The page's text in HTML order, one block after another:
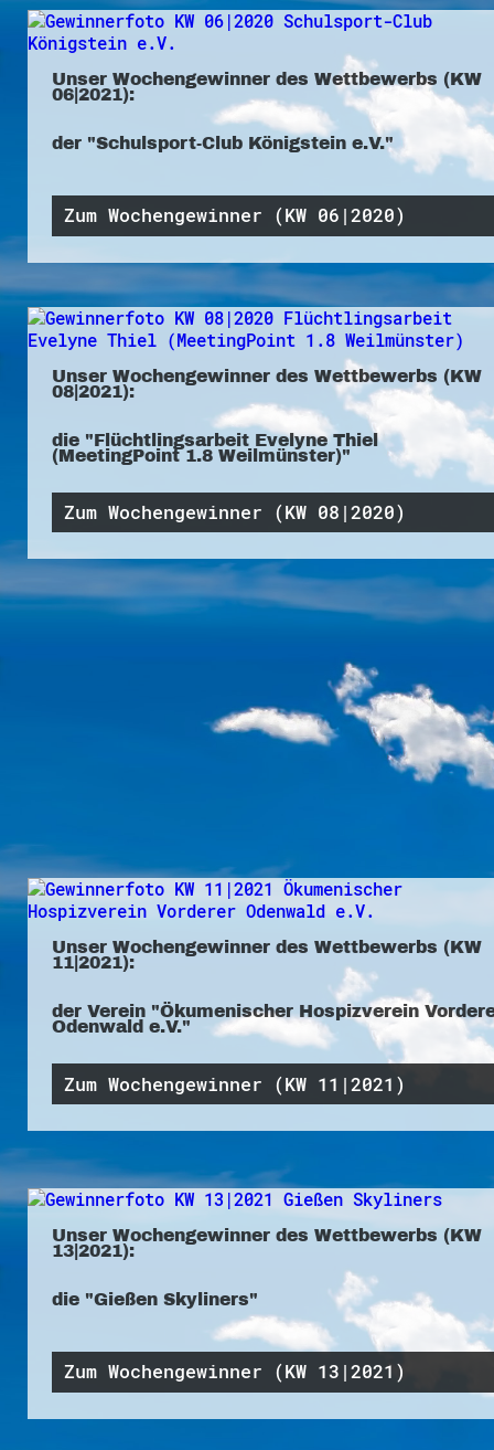
Unser Wochengewinner des Wettbewerbs (KW
06|2021):
der "Schulsport-Club Königstein e.V."
Zum Wochengewinner (KW 06|2020)
Unser Wochengewinner des Wettbewerbs (KW
08|2021):
die "Flüchtlingsarbeit Evelyne Thiel
(MeetingPoint 1.8 Weilmünster)"
Zum Wochengewinner (KW 08|2020)
Unser Wochengewinner des Wettbewerbs (KW
11|2021):
der Verein "Ökumenischer Hospizverein
Odenwald e.V."
Zum Wochengewinner (KW 11|2021)
Unser Wochengewinner des Wettbewerbs (KW
13|2021):
die "Gießen Skyliners"
Zum Wochengewinner (KW 13|2021)